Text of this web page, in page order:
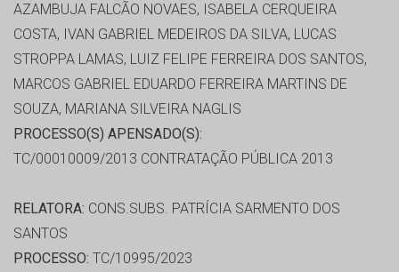
AZAMBUJA FALCÃO NOVAES, ISABELA CERQUEIRA
COSTA, IVAN GABRIEL MEDEIROS DA SILVA, LUCAS
STROPPA LAMAS, LUIZ FELIPE FERREIRA DOS SANTOS,
MARCOS GABRIEL EDUARDO FERREIRA MARTINS DE
SOUZA, MARIANA SILVEIRA NAGLIS
PROCESSO(S) APENSADO(S):
TC/00010009/2013 CONTRATAÇÃO PÚBLICA 2013
RELATORA: CONS.SUBS. PATRÍCIA SARMENTO DOS
SANTOS
PROCESSO: TC/10995/2023